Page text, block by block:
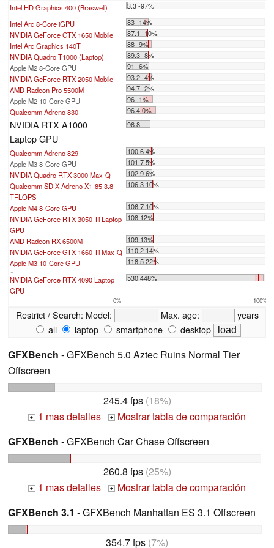
Intel HD Graphics 400 (Braswell) 3.3 -97%
...
Intel Arc 8-Core iGPU
83 -14%
NVIDIA GeForce GTX 1650 Mobile
87.1 -10%
Intel Arc Graphics 140T
88 -9%
NVIDIA Quadro T1000 (Laptop)
89.3 -8%
Apple M2 8-Core GPU
91 -6%
NVIDIA GeForce RTX 2050 Mobile
93.2 -4%
AMD Radeon Pro 5500M
94.7 -2%
Apple M2 10-Core GPU
96 -1%
Qualcomm Adreno 830
96.4 0%
NVIDIA RTX A1000
Laptop GPU
96.8
Qualcomm Adreno 829
100.6 4%
Apple M3 8-Core GPU
101.7 5%
NVIDIA Quadro RTX 3000 Max-Q
102.9 6%
Qualcomm SD X Adreno X1-85 3.8
TFLOPS
106.3 10%
Apple M4 8-Core GPU
106.7 10%
NVIDIA GeForce RTX 3050 Ti Laptop
GPU
108 12%
AMD Radeon RX 6500M
109 13%
NVIDIA GeForce GTX 1660 Ti Max-Q 110.2 14%
Apple M3 10-Core GPU
118.5 22%
...
NVIDIA GeForce RTX 4090 Laptop
GPU
530 448%
0% 100%
Restrict / Search: Model: Max. age:
years
all
laptop smartphone desktop
GFXBench - GFXBench 5.0 Aztec Ruins Normal Tier
Offscreen
245.4 fps(18%)
+ 1 mas detalles +
Mostrar tabla de comparación
GFXBench - GFXBench Car Chase Offscreen
260.8 fps(25%)
+ 1 mas detalles +
Mostrar tabla de comparación
GFXBench 3.1 - GFXBench Manhattan ES 3.1 Offscreen
354.7 fps (7%)